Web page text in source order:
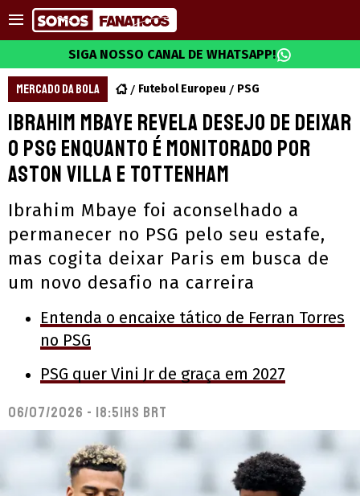
SIGA NOSSO CANAL DE WHATSAPP!
MERCADO DA BOLA Futebol Europeu PSG
Ibrahim Mbaye revela desejo de deixar
o PSG enquanto é monitorado por
Aston Villa e Tottenham
Ibrahim Mbaye foi aconselhado a
permanecer no PSG pelo seu estafe,
mas cogita deixar Paris em busca de
um novo desafio na carreira
Entenda o encaixe tático de Ferran Torres
no PSG
PSG quer Vini Jr de graça em 2027
06/07/2026 - 18:51hs BRT